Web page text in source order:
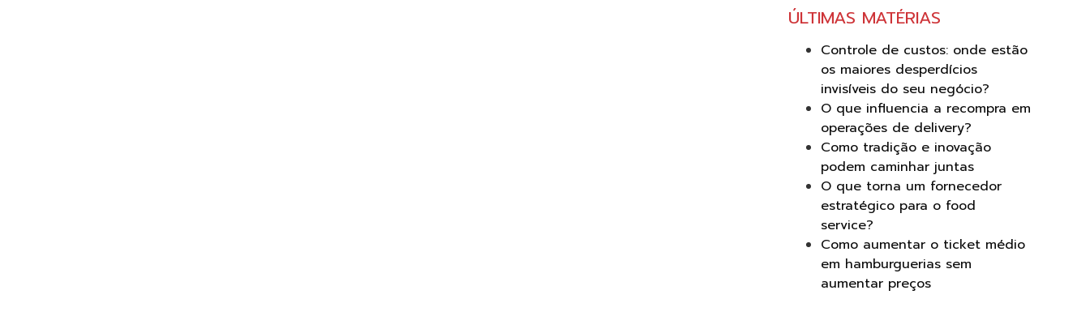
ÚLTIMAS MATÉRIAS
Controle de custos: onde estão
os maiores desperdícios
invisíveis do seu negócio?
O que influencia a recompra em
operações de delivery?
Como tradição e inovação
podem caminhar juntas
O que torna um fornecedor
estratégico para o food
service?
Como aumentar o ticket médio
em hamburguerias sem
aumentar preços